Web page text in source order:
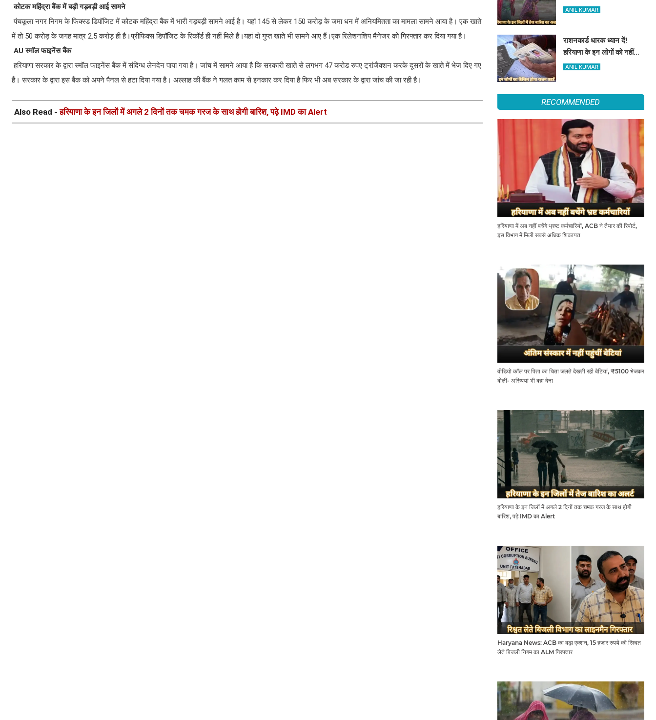
कोटक महिंद्रा बैंक में बड़ी गड़बड़ी आई सामने
पंचकूला नगर निगम के फिक्स्ड डिपॉजिट में कोटक महिंद्रा बैंक में भारी गड़बड़ी सामने आई है। यहां 145 से लेकर 150 करोड़ के जमा धन में अनियमितता का मामला सामने आया है। एक खाते
में तो 50 करोड़ के जगह मात्र 2.5 करोड़ ही है।प्रीफिक्स डिपॉजिट के रिकॉर्ड ही नहीं मिले हैं।यहां दो गुप्त खाते भी सामने आए हैं।एक रिलेशनशिप मैनेजर को गिरफ्तार कर दिया गया है।
AU स्मॉल फाइनेंस बैंक
हरियाणा सरकार के द्वारा स्मॉल फाइनेंस बैंक में संदिग्ध लेनदेन पाया गया है। जांच में सामने आया है कि सरकारी खाते से लगभग 47 करोड रुपए ट्रांजैक्शन करके दूसरों के खाते में भेज दिए गए
हैं। सरकार के द्वारा इस बैंक को अपने पैनल से हटा दिया गया है। अल्लाह की बैंक ने गलत काम से इनकार कर दिया है फिर भी अब सरकार के द्वारा जांच की जा रही है।
Also Read -हरियाणा के इन जिलों में अगले 2 दिनों तक चमक गरज के साथ होगी बारिश, पढ़े IMD का Alert
तूफानी बारिश, मौसम विभाग में
ANIL KUMAR
राशनकार्ड धारक ध्यान दें!
हरियाणा के इन लोगों को नहीं
मिलेगा मुफ्त राशन, जाने क्या है
ANIL KUMAR
RECOMMENDED
हरियाणा में अब नहीं बचेंगे भ्रष्ट कर्मचारियों, ACB ने तैयार की रिपोर्ट,
इस विभाग में मिली सबसे अधिक शिकायत
वीडियो कॉल पर पिता का चिता जलते देखती रही बेटियां, ₹5100 भेजकर
बोलीं- अस्थियां भी बहा देना
हरियाणा के इन जिलों में अगले 2 दिनों तक चमक गरज के साथ होगी
बारिश, पढ़े IMD का Alert
Haryana News: ACB का बड़ा एक्शन, 15 हजार रुपये की रिश्वत
लेते बिजली निगम का ALM गिरफ्तार